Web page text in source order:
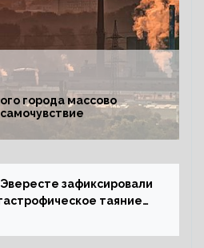
города массово
зафиксировали
таяние